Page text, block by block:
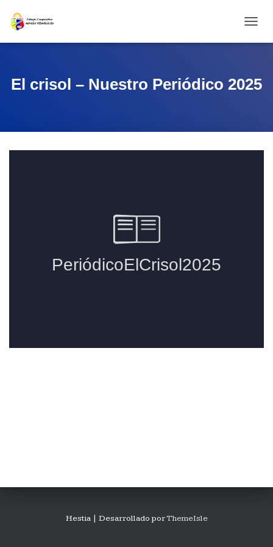
El crisol – Nuestro Periódico 2025
Hestia | Desarrollado porThemeIsle